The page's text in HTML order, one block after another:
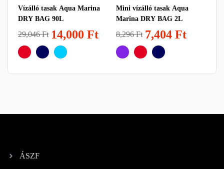
Vízálló tasak Aqua Marina
DRY BAG 90L
29,046Ft 14,000 Ft
Mini vízálló tasak Aqua
Marina DRY BAG 2L
8,296Ft 7,404 Ft
ÁSZF